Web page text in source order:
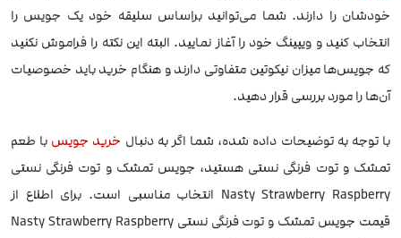
خودشان را دارند. شما می‌توانید براساس سلیقه خود یک جویس را
انتخاب کنید و ویپینگ خود را آغاز نمایید. البته این نکته را فراموش نکنید
که جویس‌ها میزان نیکوتین متفاوتی دارند و هنگام خرید باید خصوصیات
آن‌ها را مورد بررسی قرار دهید.
با توجه به توضیحات داده شده، شما اگر به دنبال خرید جویس با طعم
تمشک و توت فرنگی نستی هستید، جویس تمشک و توت فرنگی نستی
Nasty Strawberry Raspberry انتخاب مناسبی است. برای اطلاع از
قیمت جویس تمشک و توت فرنگی نستی Nasty Strawberry Raspberry